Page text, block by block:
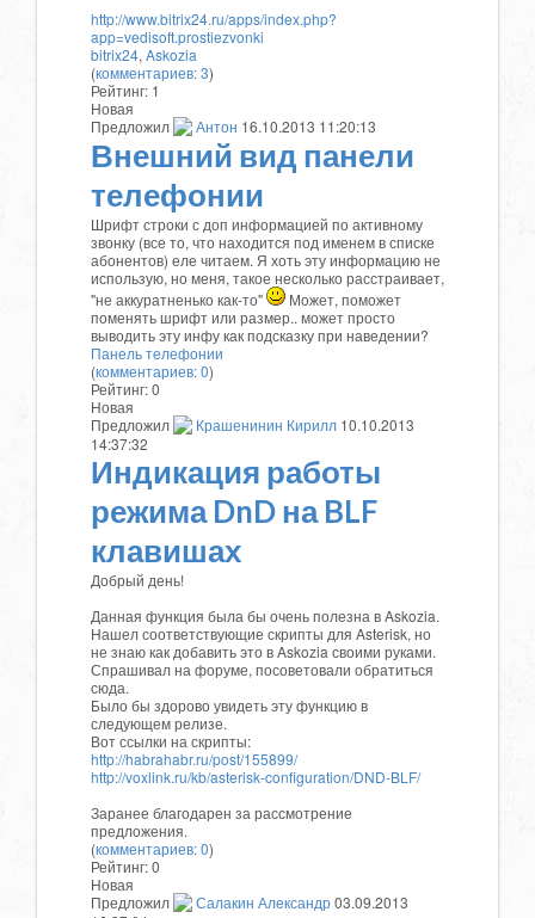
http://www.bitrix24.ru/apps/index.php?
app=vedisoft.prostiezvonki
bitrix24, Askozia
(комментариев: 3)
Рейтинг: 1
Новая
Предложил
Антон 16.10.2013 11:20:13
Внешний вид панели
телефонии
Шрифт строки с доп информацией по активному
звонку (все то, что находится под именем в списке
абонентов) еле читаем. Я хоть эту информацию не
использую, но меня, такое несколько расстраивает,
"не аккуратненько как-то"
Может, поможет
поменять шрифт или размер.. может просто
выводить эту инфу как подсказку при наведении?
Панель телефонии
(комментариев: 0)
Рейтинг:0
Новая
Предложил
Крашенинин Кирилл 10.10.2013
14:37:32
Индикация работы
режима DnD на BLF
клавишах
Добрый день!
Данная функция была бы очень полезна в Askozia.
Нашел соответствующие скрипты для Asterisk, но
не знаю как добавить это в Askozia своими руками.
Спрашивал на форуме, посоветовали обратиться
сюда.
Было бы здорово увидеть эту функцию в
следующем релизе.
Вот ссылки на скрипты:
http://habrahabr.ru/post/155899/
http://voxlink.ru/kb/asterisk-configuration/DND-BLF/
Заранее благодарен за рассмотрение
предложения.
(комментариев: 0)
Рейтинг:0
Новая
Предложил
Салакин Александр03.09.2013